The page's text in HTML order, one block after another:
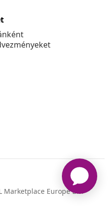
Marketplace Europe B.V.